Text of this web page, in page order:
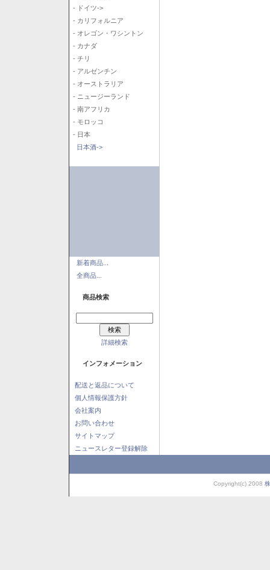
- ドイツ->
- カリフォルニア
- オレゴン・ワシントン
- カナダ
- チリ
- アルゼンチン
- オーストラリア
- ニュージーランド
- 南アフリカ
- モロッコ
- 日本
日本酒->
新着商品...
全商品...
商品検索
詳細検索
インフォメーション
配送と返品について
個人情報保護方針
会社案内
お問い合わせ
サイトマップ
ニュースレター登録解除
Copyright(c) 2008